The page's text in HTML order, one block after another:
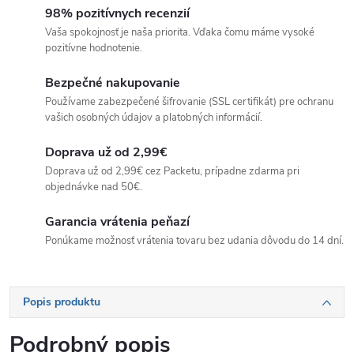
98% pozitívnych recenzií
Vaša spokojnosť je naša priorita. Vďaka čomu máme vysoké
pozitívne hodnotenie.
Bezpečné nakupovanie
Používame zabezpečené šifrovanie (SSL certifikát) pre ochranu
vašich osobných údajov a platobných informácií.
Doprava už od 2,99€
Doprava už od 2,99€ cez Packetu, prípadne zdarma pri
objednávke nad 50€.
Garancia vrátenia peňazí
Ponúkame možnosť vrátenia tovaru bez udania dôvodu do 14 dní.
Popis produktu
Podrobný popis